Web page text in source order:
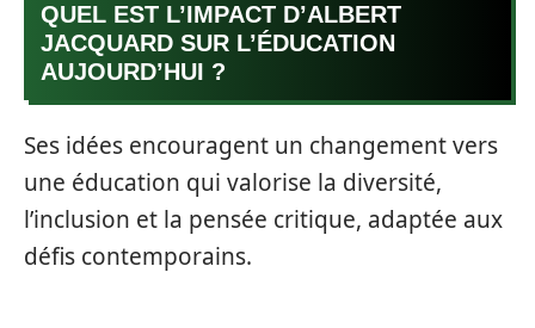
QUEL EST L’IMPACT D’ALBERT
JACQUARD SUR L’ÉDUCATION
AUJOURD’HUI ?
Ses idées encouragent un changement vers
une éducation qui valorise la diversité,
l’inclusion et la pensée critique, adaptée aux
défis contemporains.